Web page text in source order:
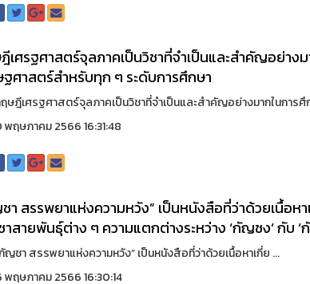
เศรฐศาสตร์จุลภาคเป็นวิชาที่จำเป็นและสำคัญอย่าง
ฐศาสตร์สำหรับทุก ๆ ระดับการศึกษา
เศรฐศาสตร์จุลภาคเป็นวิชาที่จำเป็นและสำคัญอย่างมากในการศึก
พฤษภาคม 2566 16:31:48
า สรรพยาแห่งความหวัง” เป็นหนังสือที่ว่าด้วยเนื้อห
สายพันธุ์ต่าง ๆ ความแตกต่างระหว่าง ‘กัญชง’ กับ ‘
า สรรพยาแห่งความหวัง” เป็นหนังสือที่ว่าด้วยเนื้อหาเกี่ย ...
พฤษภาคม 2566 16:30:14